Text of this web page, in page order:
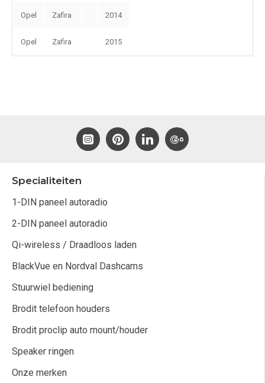
Opel Zafira 2014
Opel Zafira 2015
Specialiteiten
1-DIN paneel autoradio
2-DIN paneel autoradio
Qi-wireless / Draadloos laden
BlackVue en Nordval Dashcams
Stuurwiel bediening
Brodit telefoon houders
Brodit proclip auto mount/houder
Speaker ringen
Onze merken